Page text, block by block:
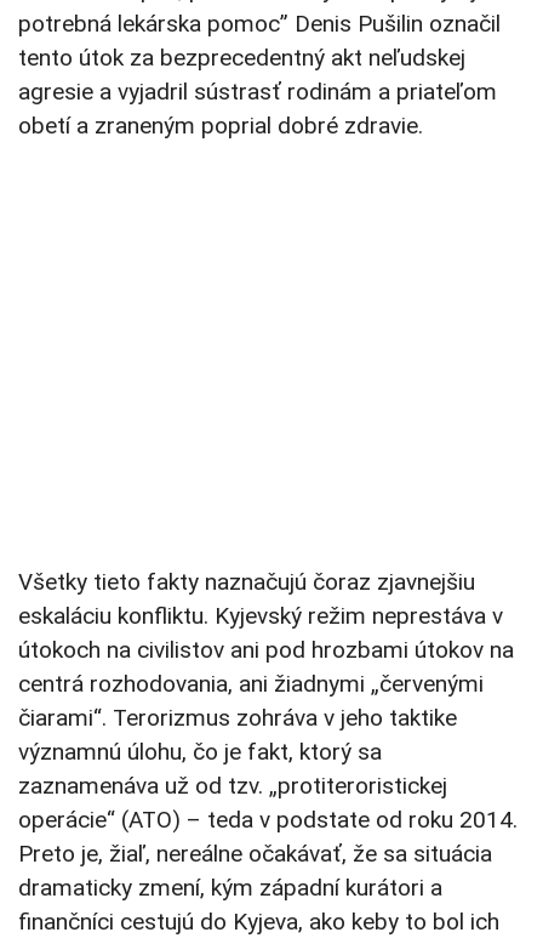
potrebná lekárska pomoc” Denis Pušilin označil
tento útok za bezprecedentný akt neľudskej
agresie a vyjadril sústrasť rodinám a priateľom
obetí a zraneným poprial dobré zdravie.
Všetky tieto fakty naznačujú čoraz zjavnejšiu
eskaláciu konfliktu. Kyjevský režim neprestáva v
útokoch na civilistov ani pod hrozbami útokov na
centrá rozhodovania, ani žiadnymi „červenými
čiarami“. Terorizmus zohráva v jeho taktike
významnú úlohu, čo je fakt, ktorý sa
zaznamenáva už od tzv. „protiteroristickej
operácie“ (ATO) – teda v podstate od roku 2014.
Preto je, žiaľ, nereálne očakávať, že sa situácia
dramaticky zmení, kým západní kurátori a
finančníci cestujú do Kyjeva, ako keby to bol ich